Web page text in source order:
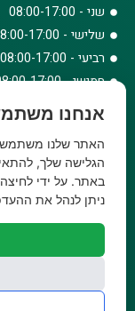
שני - 08:00-17:00
שלישי - 08:00-17:00
רביעי - 08:00-17:00
חמישי - 08:00-17:00
צרו קשר
073-779-6243
וואטסאפ
agricul.co.il
משלוחים:
אנחנו
הגלישה שלך,
באתר. על ידי
ניתן לנהל את